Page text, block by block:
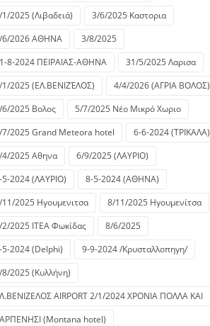
2025 (Λιβαδειά)
3/6/2025 Καστορια
6/2026 ΑΘΗΝΑ
3/8/2025
8-2024 ΠΕΙΡΑΙΑΣ-ΑΘΗΝΑ
31/5/2025 Λαρισα
2025 (ΕΛ.ΒΕΝΙΖΈΛΟΣ)
4/4/2026 (ΑΓΡΙΑ ΒΟΛΟΣ)
6/2025 Βολος
5/7/2025 Νέο Μικρό Χωριο
7/2025 Grand Meteora hotel
6-6-2024 (ΤΡΙΚΑΛΑ)
4/2025 Αθηνα
6/9/2025 (ΛΑΥΡΙΟ)
5-2024 (ΛΑΥΡΙΟ)
8-5-2024 (ΑΘΗΝΑ)
2025 Ηγουμενιτσα
8/11/2025 Ηγουμενίτσα
2025 ΙΤΕΑ Φωκίδας
8/6/2025
5-2024 (Delphi)
9-9-2024 /Κρυσταλλοπηγη/
2025 (Κυλλήνη)
AIRPORT 2/1/2024 ΧΡΟΝΙΑ ΠΟΛΛΑ ΚΑΙ
ΧΡΟΝΙΑ!!(Montana hotel)